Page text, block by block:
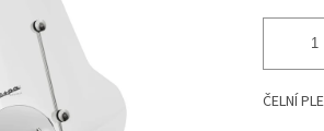
ČELNÍ